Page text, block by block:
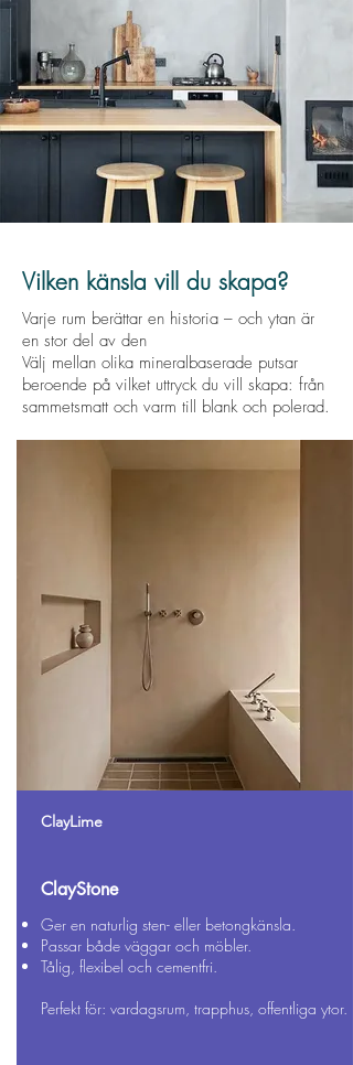
Vilken känsla vill du skapa?
Varje rum berättar en historia – och ytan är
en stor del av den
Välj mellan olika mineralbaserade putsar
beroende på vilket uttryck du vill skapa: från
sammetsmatt och varm till blank och polerad.
ClayLime
ClayStone
Ger en naturlig sten- eller betongkänsla.
Passar både väggar och möbler.
Tålig, flexibel och cementfri.
Perfekt för: vardagsrum, trapphus, offentliga ytor.